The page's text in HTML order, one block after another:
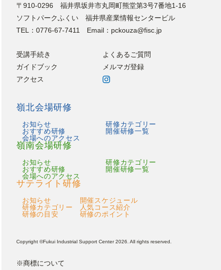
〒910-0296 福井県坂井市丸岡町熊堂第3号7番地1-16
ソフトパークふくい 福井県産業情報センタービル
TEL：0776-67-7411 Email：pckouza@fisc.jp
受講手続き
よくあるご質問
ガイドブック
メルマガ登録
アクセス
Copyright ©Fukui Industrial Support Center 2026. All rights reserved.
嶺北会場研修
お知らせ
研修カテゴリー
おすすめ研修
開催研修一覧
会場へのアクセス
嶺南会場研修
お知らせ
研修カテゴリー
おすすめ研修
開催研修一覧
会場へのアクセス
サテライト研修
お知らせ
開催スケジュール
研修カテゴリー
人気コース紹介
研修の目安
研修のポイント
※商標について